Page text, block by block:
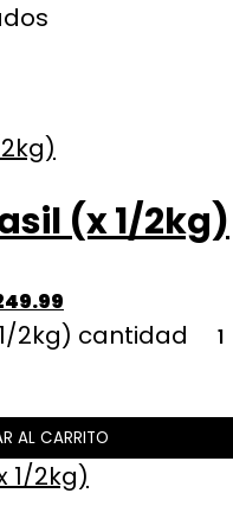
(x 1/2kg)
2kg) cantidad
AL CARRITO